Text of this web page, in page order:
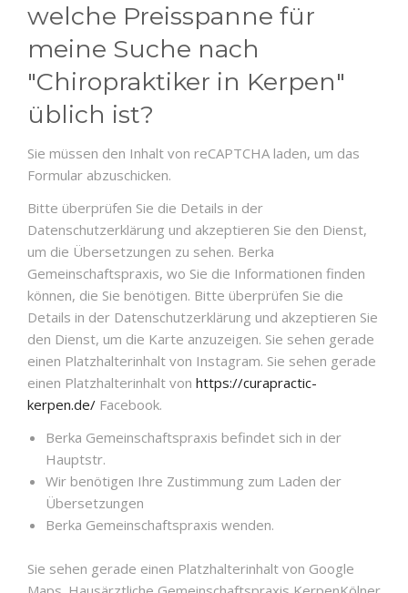
welche Preisspanne für
meine Suche nach
"Chiropraktiker in Kerpen"
üblich ist?
Sie müssen den Inhalt von reCAPTCHA laden, um das
Formular abzuschicken.
Bitte überprüfen Sie die Details in der
Datenschutzerklärung und akzeptieren Sie den Dienst,
um die Übersetzungen zu sehen. Berka
Gemeinschaftspraxis, wo Sie die Informationen finden
können, die Sie benötigen. Bitte überprüfen Sie die
Details in der Datenschutzerklärung und akzeptieren Sie
den Dienst, um die Karte anzuzeigen. Sie sehen gerade
einen Platzhalterinhalt von Instagram. Sie sehen gerade
einen Platzhalterinhalt von https://curapractic-
kerpen.de/ Facebook.
Berka Gemeinschaftspraxis befindet sich in der
Hauptstr.
Wir benötigen Ihre Zustimmung zum Laden der
Übersetzungen
Berka Gemeinschaftspraxis wenden.
Sie sehen gerade einen Platzhalterinhalt von Google